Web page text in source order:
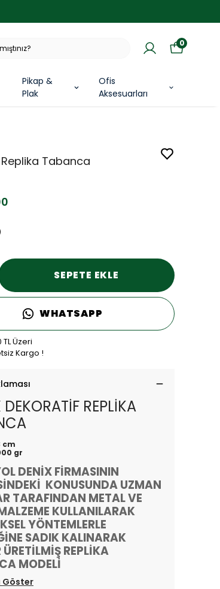
Pikap &
Plak
Ofis
Aksesuarları
0
Tabanca
SEPETE EKLE
WHATSAPP
TL Üzeri
Kargo !
DEKORATİF REPLİKA
cm
gr
DENİX FİRMASININ
KONUSUNDA UZMAN
TARAFINDAN METAL VE
KULLANILARAK
YÖNTEMLERLE
SADIK KALINARAK
ÜRETİLMİŞ REPLİKA
MODELİ
Göster